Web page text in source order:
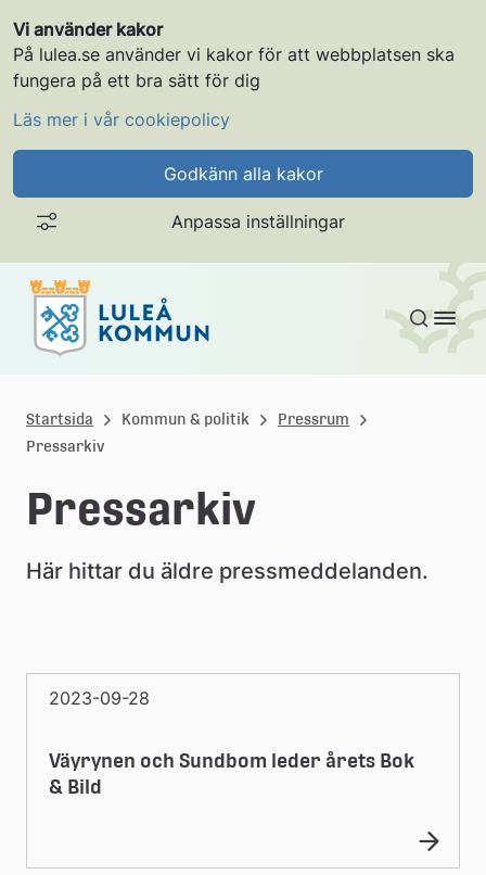
Vi använder kakor
På lulea.se använder vi kakor för att webbplatsen ska
fungera på ett bra sätt för dig
Läs mer i vår cookiepolicy
Godkänn alla kakor
Anpassa inställningar
Gå till innehållet
u
l
e
å
k
m
m
u
n
Startsida Kommun & politik
Pressrum
Pressarkiv
Pressarkiv
Här hittar du äldre pressmeddelanden.
2023-09-28
Väyrynen och Sundbom leder årets Bok
& Bild